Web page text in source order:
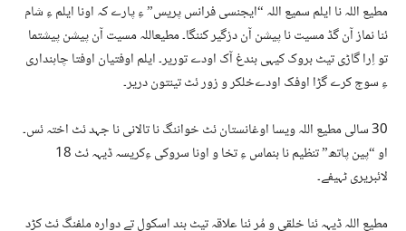
مطیعاللہناایلمسمیعاللہ“ایجنسیفرانسپریس”ءِپارےکہاوناایلمءِشام
ئنانمازآنگڈمسیتناپیشنآندزگیرکننگا۔مطیعاللہمسیتآنپیشنپیشتما
تواِراگاڑیتیٹبروککیہیبندغآکاودےتوریر۔ایلماوفتیاناوفتاچاہنداری
ءِسوجکرےگڑااوفکاودےخلکروزورئٹتینتوندریر۔
30سالیمطیعاللہویسااوغانستانئٹخواننگناتالانیناجہدئٹاختہئس۔
او“پینپاتھ”تنظیمنابنماسءِتخاواوناسروکیءِکریسہڈیہہئٹ
لائبریریٹہیفے۔
مطیعاللہڈیہہئناخلقیومُرئناعلاقہتیٹبنداسکولتےدوارہملفنگئٹکڑد